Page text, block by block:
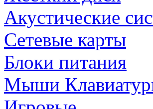
Акустические
Сетевые карты
Блоки питания
Мыши